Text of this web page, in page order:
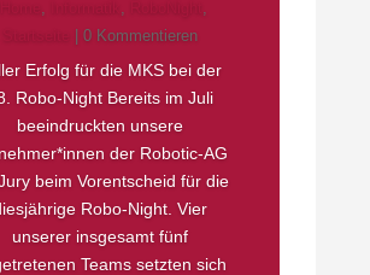
| 0 Kommentieren
Erfolg für die MKS bei der
Robo-Night Bereits im Juli
beeindruckten unsere
der Robotic-AG
beim Vorentscheid für die
Robo-Night. Vier
unserer insgesamt fünf
Teams setzten sich